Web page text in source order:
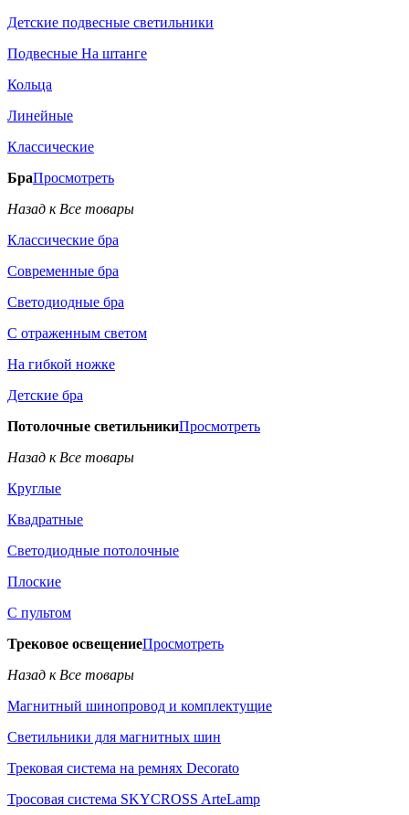
Детские подвесные светильники
Подвесные На штанге
Кольца
Линейные
Классические
БраПросмотреть
Назад к Все товары
Классические бра
Современные бра
Светодиодные бра
С отраженным светом
На гибкой ножке
Детские бра
Потолочные светильникиПросмотреть
Назад к Все товары
Круглые
Квадратные
Светодиодные потолочные
Плоские
С пультом
Трековое освещениеПросмотреть
Назад к Все товары
Магнитный шинопровод и комплектущие
Светильники для магнитных шин
Трековая система на ремнях Decorato
Тросовая система SKYCROSS ArteLamp